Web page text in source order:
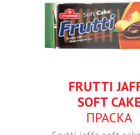
FRUTTI
SOFT CAKE
ПРАСКА